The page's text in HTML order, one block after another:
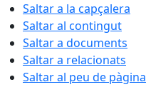
Saltar a la capçalera
Saltar al contingut
Saltar a documents
Saltar a relacionats
Saltar al peu de pàgina